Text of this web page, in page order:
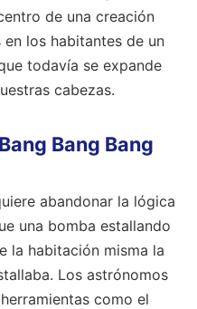
de una creación
los habitantes de un
todavía se expande
cabezas.
Bang Bang
abandonar la lógica
una bomba estallando
la habitación misma la
Los astrónomos
como el